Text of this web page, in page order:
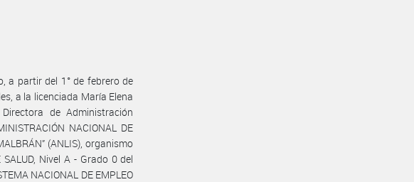
a partir del 1° de febrero de
a la licenciada María Elena
de Administración
NACIONAL DE
(ANLIS), organismo
Nivel A - Grado 0 del
NACIONAL DE EMPLEO